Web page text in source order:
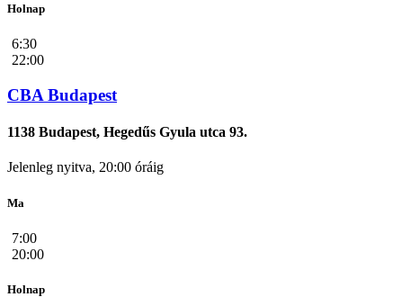
Holnap
6:30
22:00
CBA Budapest
1138 Budapest, Hegedűs Gyula utca 93.
Jelenleg nyitva, 20:00 óráig
Ma
7:00
20:00
Holnap